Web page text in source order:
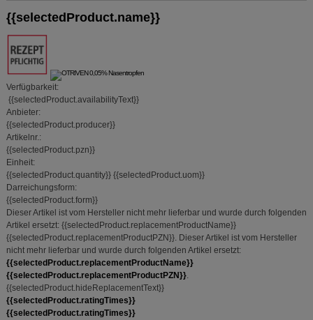
auch auf Ihre Bedürfnisse zugeschrittene Inhalte
anzuzeigen und unser Partnerprogramm zu
betreiben.
Statistik & Tracking:
Informationen über die Art und Weise der Nutzung
unserer Website sammeln, mit deren Hilfe wir unsere
Website weiter für Sie optimieren können, den Inhalt
auf unserer Website aber auch die Werbung auf
Drittseiten möglichst relevant für Sie zu gestalten.
Bitte beachten Sie, dass Daten hierfür teilweise an
Dritte wie z.B. Google oder soziale Medien
{{selectedProduct.name}}
Verfügbarkeit:
{{selectedProduct.availabilityText}}
Anbieter:
{{selectedProduct.producer}}
Artikelnr.:
{{selectedProduct.pzn}}
Einheit:
{{selectedProduct.quantity}} {{selectedProduct.uom}}
Darreichungsform:
{{selectedProduct.form}}
Dieser Artikel ist vom Hersteller nicht mehr lieferbar und wurde durch folgenden
Artikel ersetzt: {{selectedProduct.replacementProductName}}
{{selectedProduct.replacementProductPZN}}. Dieser Artikel ist vom Hersteller
nicht mehr lieferbar und wurde durch folgenden Artikel ersetzt:
{{selectedProduct.replacementProductName}}
{{selectedProduct.replacementProductPZN}}.
{{selectedProduct.hideReplacementText}}
{{selectedProduct.ratingTimes}}
{{selectedProduct.ratingTimes}}